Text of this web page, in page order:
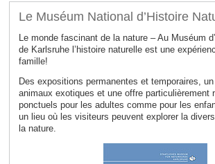
Le Muséum National d’Histoire
Le monde fascinant de la nature – Au Muséum
de Karlsruhe l’histoire naturelle est une
famille!
Des expositions permanentes et temporaires,
animaux exotiques et une offre particulièrement
ponctuels pour les adultes comme pour les
un lieu où les visiteurs peuvent explorer la
la nature.